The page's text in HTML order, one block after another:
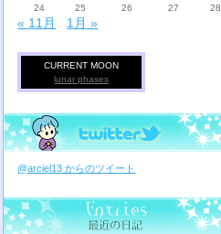
24
25 26 27 28
« 11月 1月 »
CURRENT MOON
lunar phases
@arciel13 からのツイート